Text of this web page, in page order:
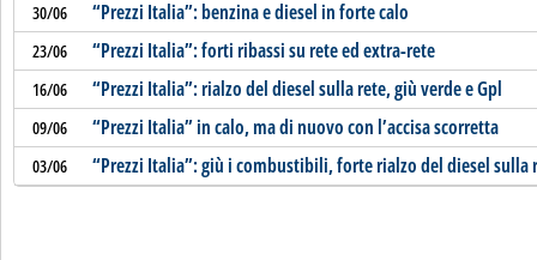
30/06 “Prezzi Italia”: benzina e diesel in forte calo
23/06 “Prezzi Italia”: forti ribassi su rete ed extra-rete
16/06 “Prezzi Italia”: rialzo del diesel sulla rete, giù verde e Gpl
09/06 “Prezzi Italia” in calo, ma di nuovo con l’accisa scorretta
03/06 “Prezzi Italia”: giù i combustibili, forte rialzo del diesel sulla